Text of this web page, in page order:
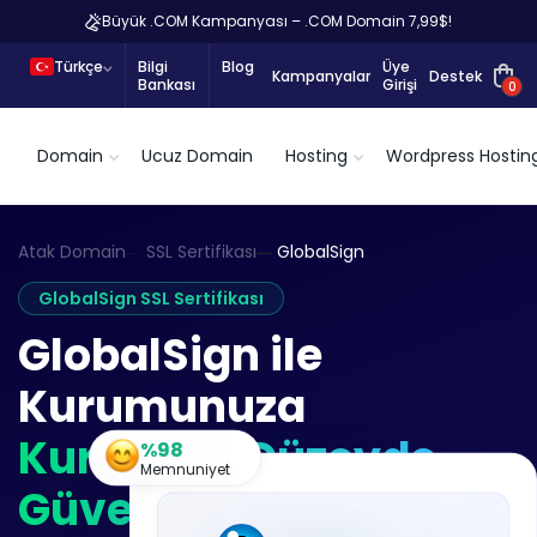
Büyük .COM Kampanyası – .COM Domain 7,99$!
Türkçe
Bilgi
Bankası
Blog Kampanyalar Üye
Girişi Destek
0
Domain Ucuz Domain Hosting Wordpress
Atak Domain SSL Sertifikası
GlobalSign
GlobalSign SSL Sertifikası
GlobalSign ile
Kurumunuza
Kurumsal Düzeyde
Güven ve Global PKI
%98
Memnuniyet